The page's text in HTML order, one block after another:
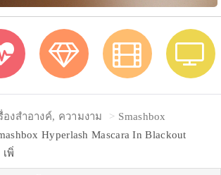
องสำอางค์, ความงาม
Smashbox
Hyperlash Mascara In Blackout
พิ่